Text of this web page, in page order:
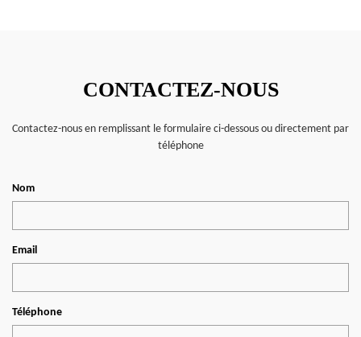
CONTACTEZ-NOUS
Contactez-nous en remplissant le formulaire ci-dessous ou directement par
téléphone
Nom
Email
Téléphone